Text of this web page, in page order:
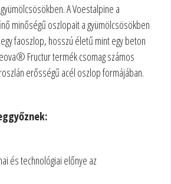
A Voestalpine a
minőségű oszlopait a gyümölcsösökben
faoszlop, hosszú életű mint egy beton
Fructur termék csomag számos
erősségű acél oszlop formájában.
és technológiai előnye az